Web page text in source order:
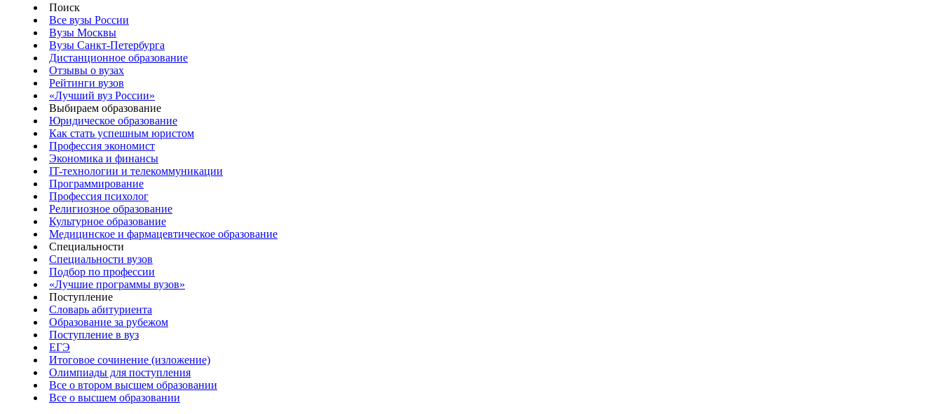
Поиск
Все вузы России
Вузы Москвы
Вузы Санкт-Петербурга
Дистанционное образование
Отзывы о вузах
Рейтинги вузов
«Лучший вуз России»
Выбираем образование
Юридическое образование
Как стать успешным юристом
Профессия экономист
Экономика и финансы
IT-технологии и телекоммуникации
Программирование
Профессия психолог
Религиозное образование
Культурное образование
Медицинское и фармацевтическое образование
Специальности
Специальности вузов
Подбор по профессии
«Лучшие программы вузов»
Поступление
Словарь абитуриента
Образование за рубежом
Поступление в вуз
ЕГЭ
Итоговое сочинение (изложение)
Олимпиады для поступления
Все о втором высшем образовании
Все о высшем образовании